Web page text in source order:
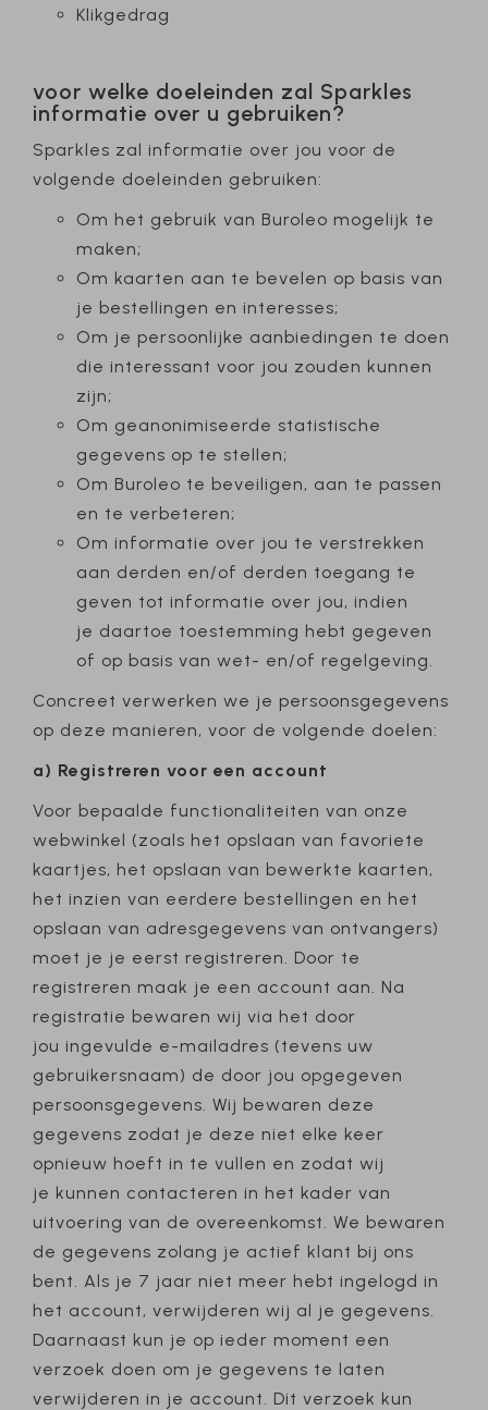
Klikgedrag
voor welke doeleinden zal Sparkles
informatie over u gebruiken?
Sparkles zal informatie over jou voor de
volgende doeleinden gebruiken:
Om het gebruik van Buroleo mogelijk te
maken;
Om kaarten aan te bevelen op basis van
je bestellingen en interesses;
Om je persoonlijke aanbiedingen te doen
die interessant voor jou zouden kunnen
zijn;
Om geanonimiseerde statistische
gegevens op te stellen;
Om Buroleo te beveiligen, aan te passen
en te verbeteren;
Om informatie over jou te verstrekken
aan derden en/of derden toegang te
geven tot informatie over jou, indien
je daartoe toestemming hebt gegeven
of op basis van wet- en/of regelgeving.
Concreet verwerken we je persoonsgegevens
op deze manieren, voor de volgende doelen:
a) Registreren voor een account
Voor bepaalde functionaliteiten van onze
webwinkel (zoals het opslaan van favoriete
kaartjes, het opslaan van bewerkte kaarten,
het inzien van eerdere bestellingen en het
opslaan van adresgegevens van ontvangers)
moet je je eerst registreren. Door te
registreren maak je een account aan. Na
registratie bewaren wij via het door
jou ingevulde e-mailadres (tevens uw
gebruikersnaam) de door jou opgegeven
persoonsgegevens. Wij bewaren deze
gegevens zodat je deze niet elke keer
opnieuw hoeft in te vullen en zodat wij
je kunnen contacteren in het kader van
uitvoering van de overeenkomst. We bewaren
de gegevens zolang je actief klant bij ons
bent. Als je 7 jaar niet meer hebt ingelogd in
het account, verwijderen wij al je gegevens.
Daarnaast kun je op ieder moment een
verzoek doen om je gegevens te laten
verwijderen in je account. Dit verzoek kun